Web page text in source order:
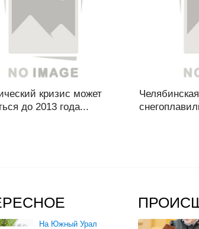
кризис может
до 2013 года...
На Южный Урал